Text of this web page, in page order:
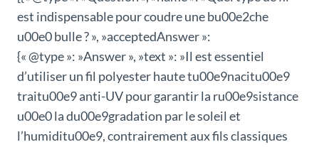
est indispensable pour coudre une bu00e2che
u00e0 bulle ? », »acceptedAnswer »:
{« @type »: »Answer », »text »: »Il est essentiel
d’utiliser un fil polyester haute tu00e9nacitu00e9
traitu00e9 anti-UV pour garantir la ru00e9sistance
u00e0 la du00e9gradation par le soleil et
l’humiditu00e9, contrairement aux fils classiques